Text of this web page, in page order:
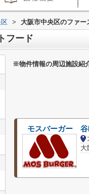
> 大阪市中央区のファー
フード
※物件情報の周辺施設紹
モスバーガー 谷
大